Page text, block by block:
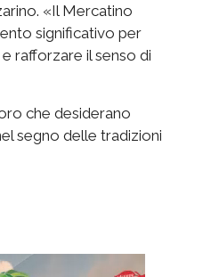
«Il Mercatino
significativo per
rafforzare il senso di
che desiderano
segno delle tradizioni